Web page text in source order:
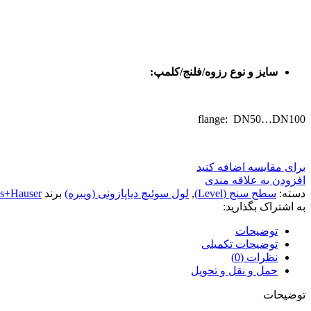
سایز و نوع رزوه/فلنج/کلمپ:
flange: DN50…DN100
برای مقایسه اضافه کنید
افزودن به علاقه مندی
دسته: سطح سنج (Level) , لول سوئیچ دیاپازونی (ویبره) برند
به اشتراک بگذارید:
توضیحات
توضیحات تکمیلی
نظرات (0)
حمل و نقل و تحویل
توضیحات